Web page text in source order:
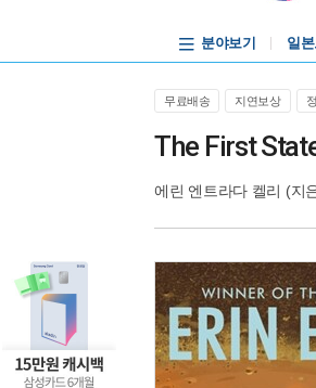
분야보기 일
무료배송 지연보상
The First
에린 엔트라다 켈리 (지